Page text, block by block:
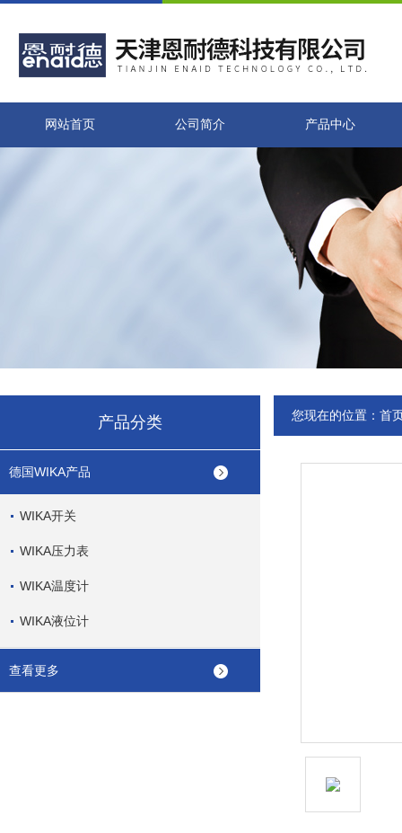
网站首页 公司简介 产品中心
产品分类
德国WIKA产品
WIKA开关
WIKA压力表
WIKA温度计
WIKA液位计
查看更多
您现在的位置： 首